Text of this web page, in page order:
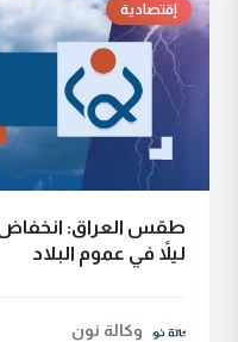
إقتصادية
طقس العراق: انخفاض
ليلاً في عموم البلاد
وكالة نون